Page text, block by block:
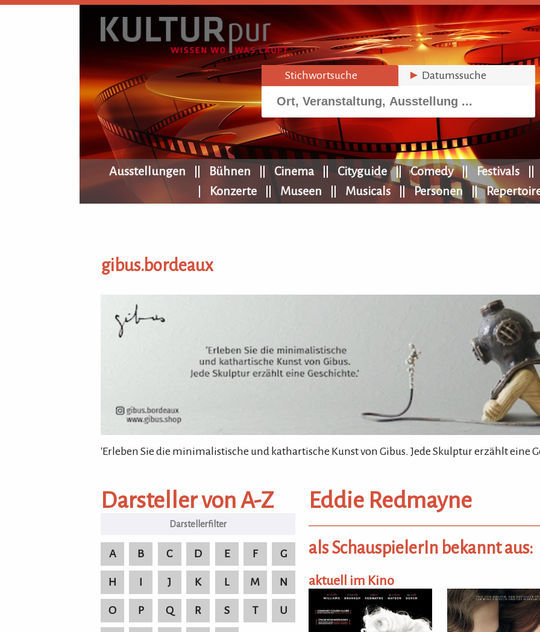
Stichwortsuche ► Datumssuche
KULTURpur Navigation
Ausstellungen Bühnen Cinema Cityguide Comedy
Festivals
Konzerte
Museen Musicals Personen
gibus.bordeaux
gibus.bordeaux
'Erleben Sie die minimalistische und kathartische Kunst von Gibus. Jede Skulptur erzählt eine
Darsteller von A-Z
Darsteller von A-Z
A B C D E F G
H I J K L M N
O P Q R S T U
Eddie Redmayne
als SchauspielerIn bekannt aus:
aktuell im Kino